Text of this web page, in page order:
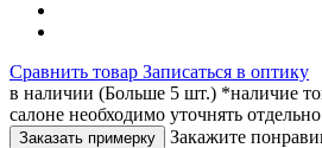
Сравнить товар Записаться в оптику
в наличии (Больше 5 шт.) *наличие
салоне необходимо уточнять отдельно
Заказать примерку
Закажите